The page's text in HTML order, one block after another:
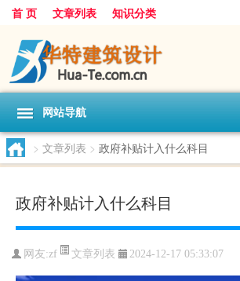
首 页 文章列表 知识分类
网站导航
> 文章列表 > 政府补贴计入什么科目
政府补贴计入什么科目
网友:zf 文章列表 2024-12-17 05:33:07